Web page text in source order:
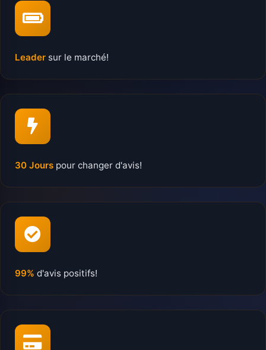
Leader sur le marché!
30 Jours pour changer d'avis!
99% d'avis positifs!